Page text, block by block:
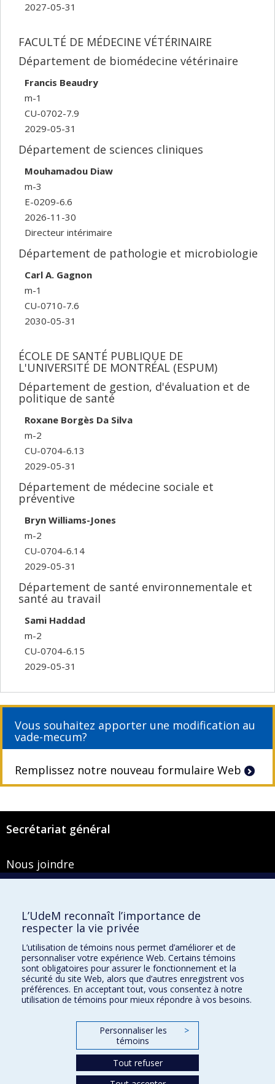
2027-05-31
FACULTÉ DE MÉDECINE VÉTÉRINAIRE
Département de biomédecine vétérinaire
Francis Beaudry
m-1
CU-0702-7.9
2029-05-31
Département de sciences cliniques
Mouhamadou Diaw
m-3
E-0209-6.6
2026-11-30
Directeur intérimaire
Département de pathologie et microbiologie
Carl A. Gagnon
m-1
CU-0710-7.6
2030-05-31
ÉCOLE DE SANTÉ PUBLIQUE DE
L'UNIVERSITÉ DE MONTRÉAL (ESPUM)
Département de gestion, d'évaluation et de
politique de santé
Roxane Borgès Da Silva
m-2
CU-0704-6.13
2029-05-31
Département de médecine sociale et
préventive
Bryn Williams-Jones
m-2
CU-0704-6.14
2029-05-31
Département de santé environnementale et
santé au travail
Sami Haddad
m-2
CU-0704-6.15
2029-05-31
Vous souhaitez apporter une modification au
vade-mecum?
Remplissez notre nouveau formulaire Web
Secrétariat général
Nous joindre
Montréal (Québec) H3T 1J4
Courriel :secretariat-general@umontreal.ca
Admission
Plan du site
Accessibilité
Accès au portail sécurisé du Secrétariat général
Recherche dans le vade-mecum
L’UdeM reconnaît l’importance de
respecter la vie privée
L’utilisation de témoins nous permet d’améliorer et de
personnaliser votre expérience Web. Certains témoins
sont obligatoires pour assurer le fonctionnement et la
sécurité du site Web, alors que d’autres enregistrent vos
préférences. En acceptant tout, vous consentez à notre
utilisation de témoins pour mieux répondre à vos besoins.
Personnaliser les
témoins
>
Tout refuser